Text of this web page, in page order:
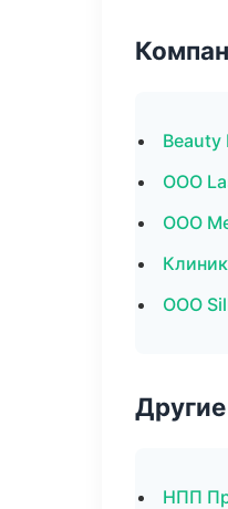
Beauty
ООО
ООО
ООО
НПП